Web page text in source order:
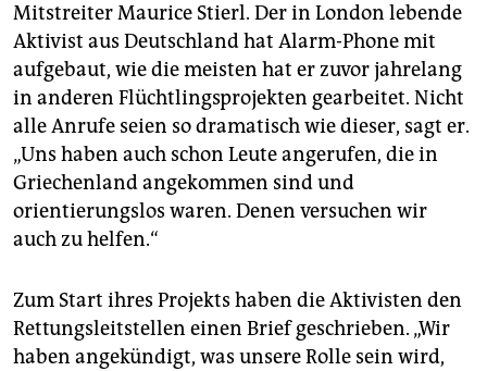
Mitstreiter Maurice Stierl. Der in London lebende
Aktivist aus Deutschland hat Alarm-Phone mit
aufgebaut, wie die meisten hat er zuvor jahrelang
in anderen Flüchtlingsprojekten gearbeitet. Nicht
alle Anrufe seien so dramatisch wie dieser, sagt er.
„Uns haben auch schon Leute angerufen, die in
Griechenland angekommen sind und
orientierungslos waren. Denen versuchen wir
auch zu helfen.“
Zum Start ihres Projekts haben die Aktivisten den
Rettungsleitstellen einen Brief geschrieben. „Wir
haben angekündigt, was unsere Rolle sein wird,